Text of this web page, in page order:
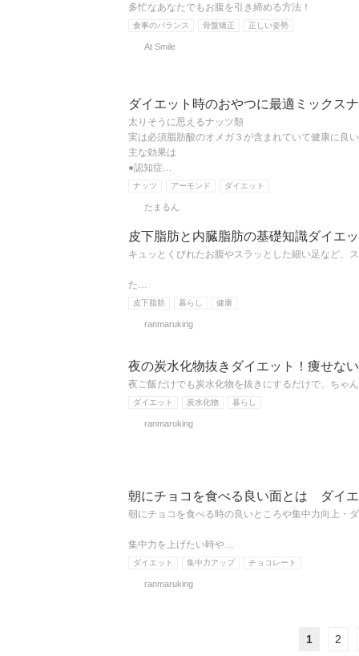
多忙なあなたでもお腹を引き締める方法！
食事のバランス 骨盤矯正 正しい姿勢
At Smile
ダイエット時のおやつに最適ミックス
太りそうに思えるナッツ類
実は必須脂肪酸のオメガ３が含まれていて健康に良
主な効果は
●認知症…
ナッツ アーモンド ダイエット
たまるん
皮下脂肪と内臓脂肪の基礎知識ダイエ
キュッとくびれたお腹やスラッとした細い足など、
た…
皮下脂肪 暮らし 健康
ranmaruking
夜の炭水化物抜きダイエット！痩せな
夜ご飯だけでも炭水化物を抜きにするだけで、ちゃ
ダイエット 炭水化物 暮らし
ranmaruking
朝にチョコを食べる良い面とは ダイ
朝にチョコを食べる時の良いところや集中力向上・
集中力を上げたい時や…
ダイエット 集中力アップ チョコレート
ranmaruking
1 2